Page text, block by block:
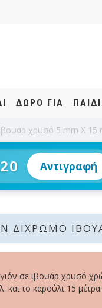
ΔΩΡΟ ΓΙΑ
χρυσό 5 mm X 15
Αντιγραφή
ΔΊΧΡΩΜΟ
σε ιβουάρ χρυσό
και το καρούλι 15 μέτρα.